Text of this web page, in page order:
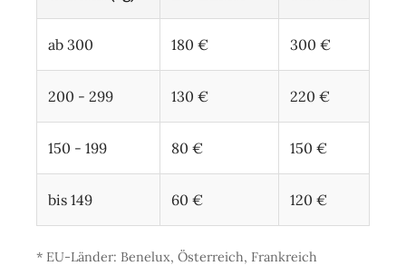
ab 300 180 € 300 €
200 - 299 130 € 220 €
150 - 199 80 € 150 €
bis 149 60 € 120 €
* EU-Länder: Benelux, Österreich, Frankreich